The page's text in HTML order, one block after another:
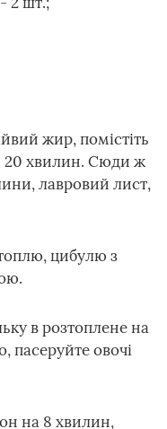
жир, помістіть
20 хвилин. Сюди ж
лавровий лист,
цибулю з
в розтоплене на
пасеруйте овочі
на 8 хвилин,